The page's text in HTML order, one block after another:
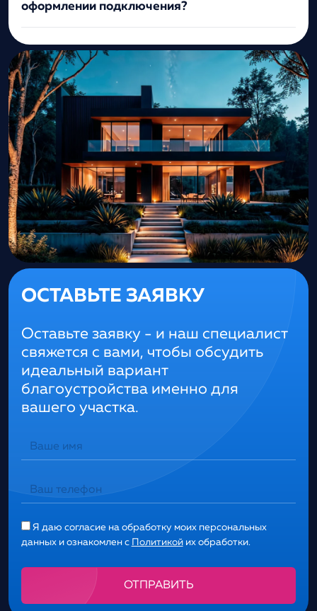
оформлении подключения?
ОСТАВЬТЕ ЗАЯВКУ
Оставьте заявку - и наш специалист
свяжется с вами, чтобы обсудить
идеальный вариант
благоустройства именно для
вашего участка.
Я даю согласие на обработку моих персональных
данных и ознакомлен с Политикойих обработки.